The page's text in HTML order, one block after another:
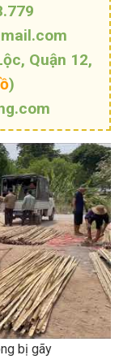
Quận 12,
)
bị gãy